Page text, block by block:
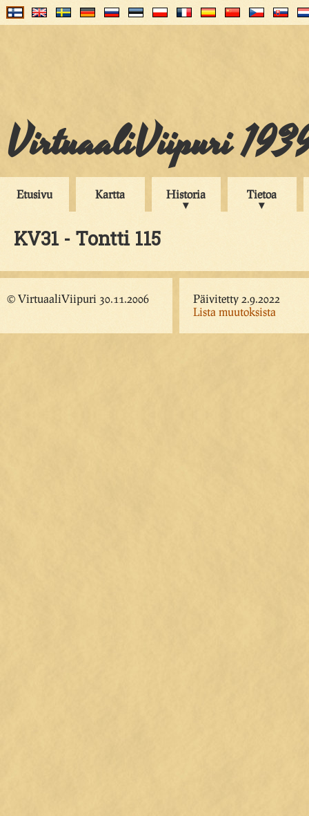
VirtuaaliViipuri
Etusivu Kartta Historia Tietoa
KV31 - Tontti 115
© VirtuaaliViipuri 30.11.2006
Päivitetty 2.9.2022
Lista muutoksista